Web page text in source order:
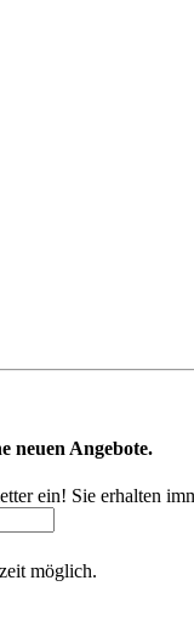
neuen Angebote.
ein! Sie erhalten
möglich.